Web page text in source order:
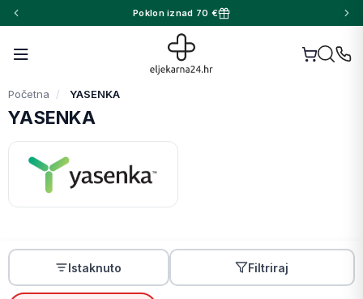
Poklon iznad 70 €
Početna YASENKA
YASENKA
Istaknuto Filtriraj